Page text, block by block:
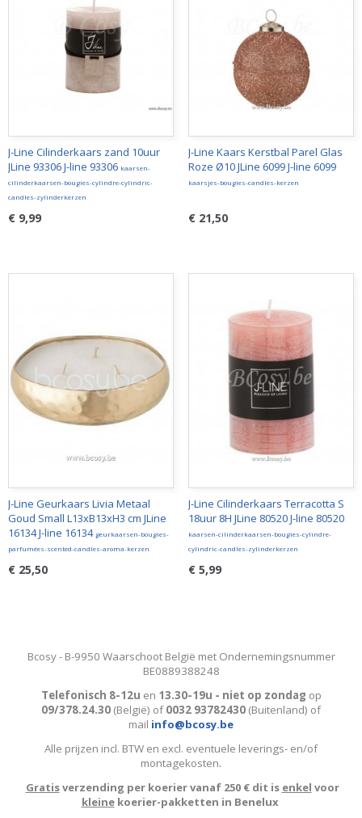
J-Line Cilinderkaars zand 10uur
JLine 93306 J-line 93306 kaarsen-
cilinderkaarsen-bougies-cylindre-cylindric-
candles-zylinderkerzen
€ 9,99
J-Line Kaars Kerstbal Parel Glas
Roze Ø10 JLine 6099 J-line 6099
kaarsjes-bougies-candles-kerzen
€ 21,50
J-Line Geurkaars Livia Metaal
Goud Small L13xB13xH3 cm JLine
16134 J-line 16134 geurkaarsen-bougies-
parfumées-scented-candles-aroma-kerzen
€ 25,50
J-Line Cilinderkaars Terracotta S
18uur 8H JLine 80520 J-line 80520
kaarsen-cilinderkaarsen-bougies-cylindre-
cylindric-candles-zylinderkerzen
€ 5,99
Bcosy - B-9950 Waarschoot België met Ondernemingsnummer
BE0889388248
Telefonisch 8-12u en 13.30-19u - niet op zondag op
09/378.24.30 (België) of0032 93782430 (Buitenland) of
mail info@bcosy.be
Alle prijzen incl. BTW en excl. eventuele leverings- en/of
montagekosten.
Gratisverzending per koerier vanaf 250 € dit is enkel voor
kleinekoerier-pakketten in Benelux